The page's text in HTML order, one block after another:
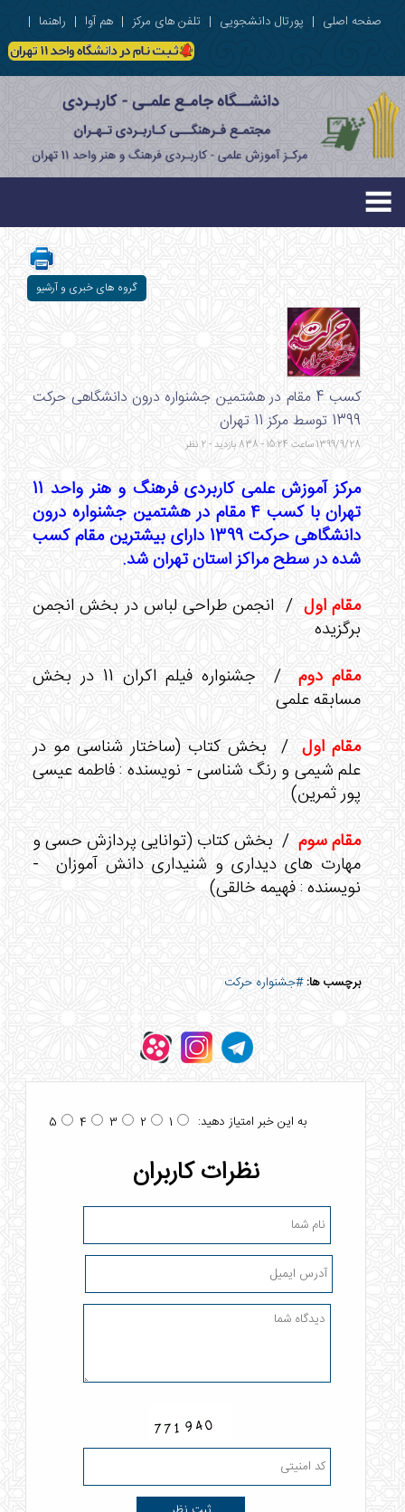
صفحه اصلی | پورتال دانشجویی | تلفن های مرکز | هم آوا | راهنما |
گروه های خبری و آرشیو
کسب 4 مقام در هشتمین جشنواره درون دانشگاهی حرکت
1399 توسط مرکز 11 تهران
1399/9/28 ساعت 15:24 - 838 بازدید - 2 نظر
مرکز آموزش علمی کاربردی فرهنگ و هنر واحد 11
تهران با کسب 4 مقام در هشتمین جشنواره درون
دانشگاهی حرکت 1399 دارای بیشترین مقام کسب
شده در سطح مراکز استان تهران شد.
مقام اول/ انجمن طراحی لباس در بخش انجمن
برگزیده
مقام دوم
/ جشنواره فیلم اکران 11 در بخش
مسابقه علمی
مقام اول/ بخش کتاب (ساختار شناسی مو در
علم شیمی و رنگ شناسی - نویسنده : فاطمه عیسی
پور ثمرین)
مقام سوم / بخش کتاب (توانایی پردازش حسی و
مهارت های دیداری و شنیداری دانش آموزان -
نویسنده : فهیمه خالقی)
برچسب ها:#جشنواره حرکت
به این خبر امتیاز دهید: 1
2
3
4
5
نظرات کاربران